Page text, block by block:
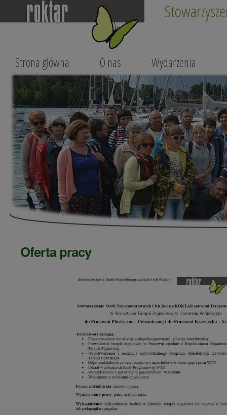
Strona główna O nas Wydarzenia
Oferta pracy